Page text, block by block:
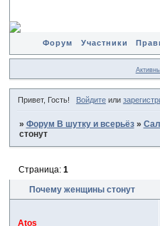
Форум Участники
Привет, Гость! Войдитеили
» Форум В шутку и всерьёз »
стонут
Почему женщины стонут
Страница: 1
Atos